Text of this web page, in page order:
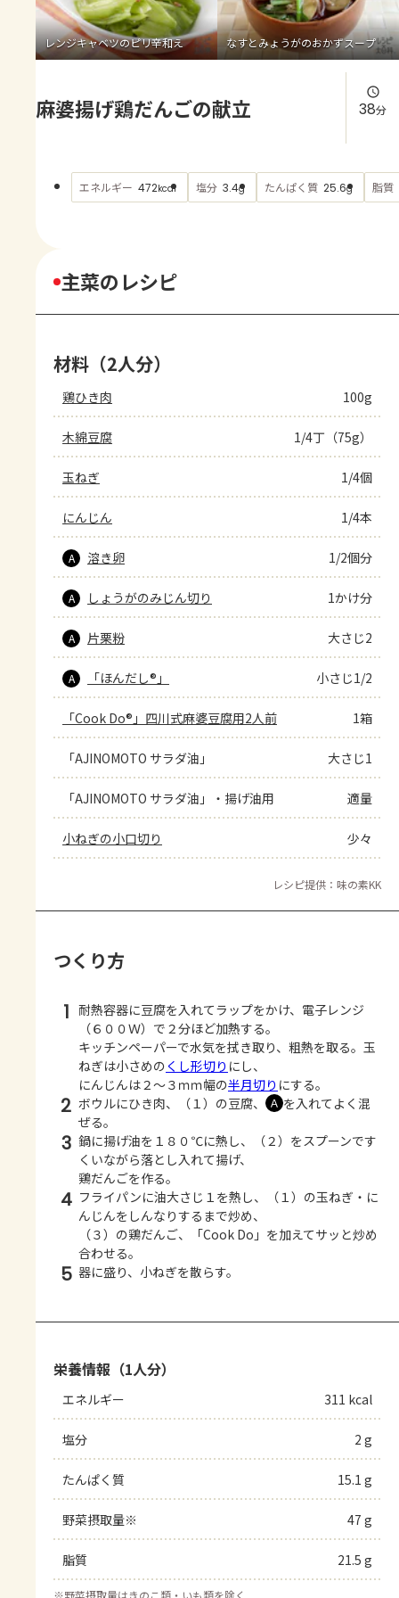
お買い物
AJINOMOTO PARK とは
レンジキャベツのピリ辛和え なすとみょうがのおかずスープ
麻婆揚げ鶏だんごの献立 38分
エネルギー 472kcal 塩分 3.4g たんぱく質 25.6g 脂質
主菜のレシピ
材料（2人分）
鶏ひき肉 100g
木綿豆腐 1/4丁（75g）
玉ねぎ 1/4個
にんじん 1/4本
A 溶き卵 1/2個分
A しょうがのみじん切り 1かけ分
A 片栗粉 大さじ2
A 「ほんだし®」 小さじ1/2
「Cook Do®」四川式麻婆豆腐用2人前 1箱
「AJINOMOTO サラダ油」 大さじ1
「AJINOMOTO サラダ油」・揚げ油用 適量
小ねぎの小口切り 少々
レシピ提供：味の素KK
つくり方
1 耐熱容器に豆腐を入れてラップをかけ、電子レンジ
（６００Ｗ）で２分ほど加熱する。
キッチンペーパーで水気を拭き取り、粗熱を取る。玉
ねぎは小さめの くし形切り にし、
にんじんは２～３ｍｍ幅の半月切り にする。
2 ボウルにひき肉、（１）の豆腐、 Ａ を入れてよく混
ぜる。
3 鍋に揚げ油を１８０℃に熱し、（２）をスプーンです
くいながら落とし入れて揚げ、
鶏だんごを作る。
4 フライパンに油大さじ１を熱し、（１）の玉ねぎ・に
んじんをしんなりするまで炒め、
（３）の鶏だんご、「Cook Do」を加えてサッと炒め
合わせる。
5 器に盛り、小ねぎを散らす。
栄養情報（1人分）
エネルギー 311 kcal
塩分 2 g
たんぱく質 15.1 g
野菜摂取量※ 47 g
脂質 21.5 g